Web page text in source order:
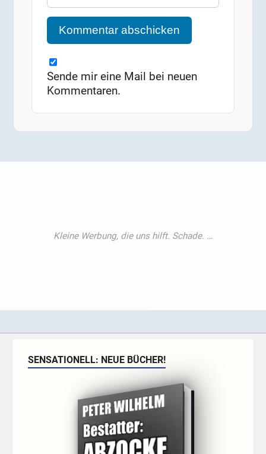
Sende mir eine Mail bei neuen
Kommentaren.
SENSATIONELL: NEUE BÜCHER!